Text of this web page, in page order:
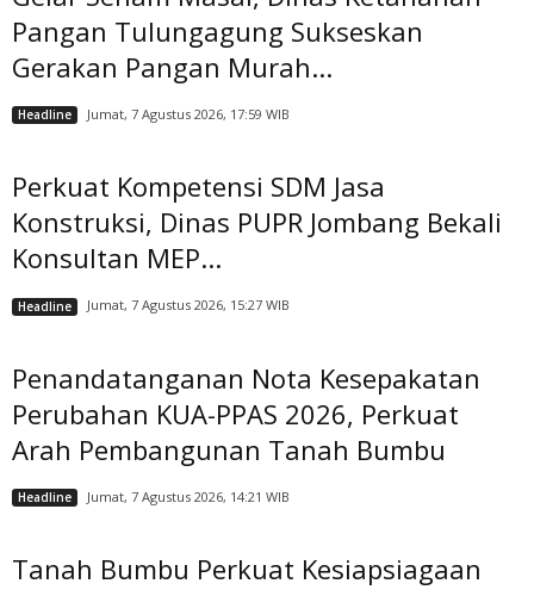
Pangan Tulungagung Sukseskan
Gerakan Pangan Murah...
Headline Jumat, 7 Agustus 2026, 17:59 WIB
Perkuat Kompetensi SDM Jasa
Konstruksi, Dinas PUPR Jombang Bekali
Konsultan MEP...
Headline Jumat, 7 Agustus 2026, 15:27 WIB
Penandatanganan Nota Kesepakatan
Perubahan KUA-PPAS 2026, Perkuat
Arah Pembangunan Tanah Bumbu
Headline Jumat, 7 Agustus 2026, 14:21 WIB
Tanah Bumbu Perkuat Kesiapsiagaan